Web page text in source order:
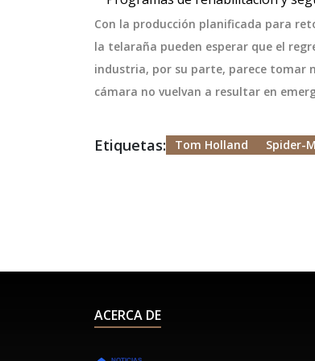
Con la producción planificada para
la telaraña pueden esperar que el
industria, por su parte, parece tomar
cámara no vuelvan a resultar en
Etiquetas: Tom Holland Spider-
espera que su presencia
seguidores del fútbol
oyentes habituales de la
ACERCA DE